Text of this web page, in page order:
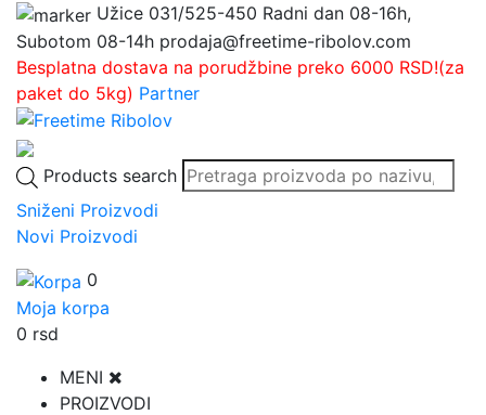
Užice 031/525-450 Radni dan 08-16h,
Subotom 08-14h prodaja@freetime-ribolov.com
Besplatna dostava na porudžbine preko 6000 RSD!(za
paket do 5kg) Partner
Products search
Sniženi Proizvodi
Novi Proizvodi
0
Moja korpa
0 rsd
MENI
PROIZVODI